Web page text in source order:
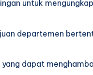
untuk
departemen
dapat